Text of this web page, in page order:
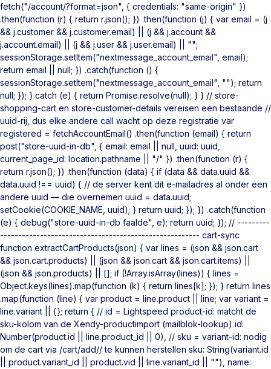
fetch("/account/?format=json", { credentials: "same-origin" })
.then(function (r) { return r.json(); }) .then(function (j) { var email = (j
&& j.customer && j.customer.email) || (j && j.account &&
j.account.email) || (j && j.user && j.user.email) || "";
sessionStorage.setItem("nextmessage_account_email", email);
return email || null; }) .catch(function () {
sessionStorage.setItem("nextmessage_account_email", ""); return
null; }); } catch (e) { return Promise.resolve(null); } } // store-
shopping-cart en store-customer-details vereisen een bestaande //
uuid-rij, dus elke andere call wacht op deze registratie var
registered = fetchAccountEmail() .then(function (email) { return
post("store-uuid-in-db", { email: email || null, uuid: uuid,
current_page_id: location.pathname || "/" }) .then(function (r) {
return r.json(); }) .then(function (data) { if (data && data.uuid &&
data.uuid !== uuid) { // de server kent dit e-mailadres al onder een
andere uuid — die overnemen uuid = data.uuid;
setCookie(COOKIE_NAME, uuid); } return uuid; }); }) .catch(function
(e) { debug("store-uuid-in-db faalde", e); return uuid; }); // ---------
------------------------------------------------------- cart-sync
function extractCartProducts(json) { var lines = (json && json.cart
&& json.cart.products) || (json && json.cart && json.cart.items) ||
(json && json.products) || []; if (!Array.isArray(lines)) { lines =
Object.keys(lines).map(function (k) { return lines[k]; }); } return lines
.map(function (line) { var product = line.product || line; var variant =
line.variant || {}; return { // id = Lightspeed product-id: matcht de
sku-kolom van de Xendy-productimport (mailblok-lookup) id:
Number(product.id || line.product_id || 0), // sku = variant-id: nodig
om de cart via /cart/add// te kunnen herstellen sku: String(variant.id
|| product.variant_id || product.vid || line.variant_id || ""), name: